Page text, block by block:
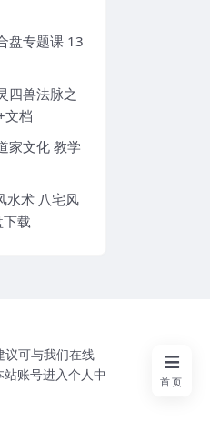
盘专题课 13
四兽法脉之
文档
家文化 教学
水术 八宅风
下载
议可与我们在线
账号进入个人中
首页